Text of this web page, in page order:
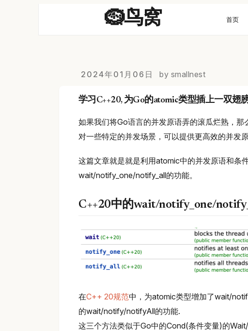
🪹鸟窝 首页
2024年01月06日 by smallnest
学习C++20, 为Go的atomic类型插上一双翅
如果我们将Go语言的并发原语弄的滚瓜烂熟，
对一些特定的并发场景，可以提供更高效的并发原
这篇文章就是就是利用atomic中的并发原语和条
wait/notify_one/notify_all的功能。
C++20中的wait/notify_one/
在C++ 20规范中，为atomic类型增加了wait/
的wait/notify/notifyAll的功能.
这三个方法类似于Go中的Cond(条件变量)的